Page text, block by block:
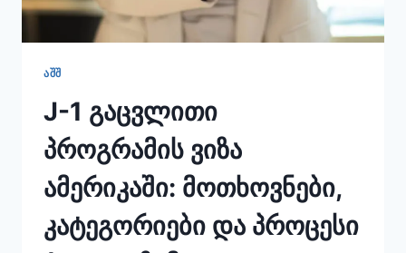
ᲐᲨᲨ
J-1 გაცვლითი
პროგრამის ვიზა
ამერიკაში: მოთხოვნები,
კატეგორიები და პროცესი